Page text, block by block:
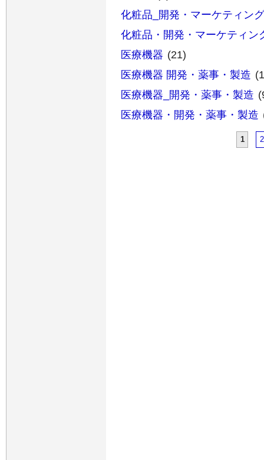
化粧品_開発・マーケティング
化粧品・開発・マーケティン
医療機器 (21)
医療機器 開発・薬事・製造
医療機器_開発・薬事・製造
医療機器・開発・薬事・製造
1 2